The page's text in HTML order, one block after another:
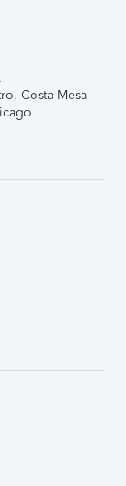
Costa Mesa